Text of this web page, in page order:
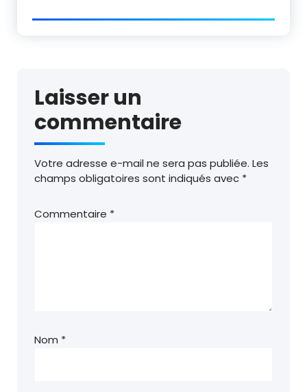
Laisser un
commentaire
Votre adresse e-mail ne sera pas publiée. Les
champs obligatoires sont indiqués avec *
Commentaire *
Nom *